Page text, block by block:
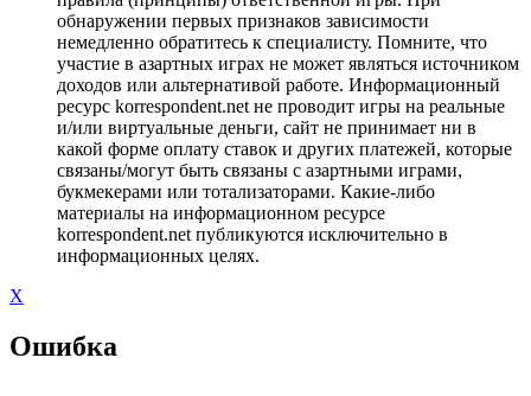
обнаружении первых признаков зависимости
немедленно обратитесь к специалисту. Помните, что
участие в азартных играх не может являться источником
доходов или альтернативой работе. Информационный
ресурс korrespondent.net не проводит игры на реальные
и/или виртуальные деньги, сайт не принимает ни в
какой форме оплату ставок и других платежей, которые
связаны/могут быть связаны с азартными играми,
букмекерами или тотализаторами. Какие-либо
материалы на информационном ресурсе
korrespondent.net публикуются исключительно в
информационных целях.
X
Ошибка